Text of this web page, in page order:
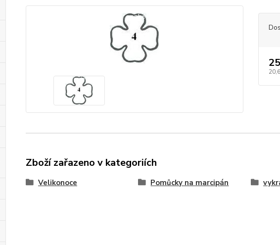
Zboží zařazeno v kategoriích
Velikonoce Pomůcky na marcipán